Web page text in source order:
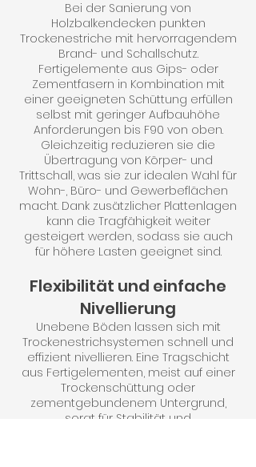
Bei der Sanierung von
Holzbalkendecken punkten
Trockenestriche mit hervorragendem
Brand- und Schallschutz.
Fertigelemente aus Gips- oder
Zementfasern in Kombination mit
einer geeigneten Schüttung erfüllen
selbst mit geringer Aufbauhöhe
Anforderungen bis F90 von oben.
Gleichzeitig reduzieren sie die
Übertragung von Körper- und
Trittschall, was sie zur idealen Wahl für
Wohn-, Büro- und Gewerbeflächen
macht. Dank zusätzlicher Plattenlagen
kann die Tragfähigkeit weiter
gesteigert werden, sodass sie auch
für höhere Lasten geeignet sind.
Flexibilität und einfache
Nivellierung
Unebene Böden lassen sich mit
Trockenestrichsystemen schnell und
effizient nivellieren. Eine Tragschicht
aus Fertigelementen, meist auf einer
Trockenschüttung oder
zementgebundenem Untergrund,
sorgt für Stabilität und